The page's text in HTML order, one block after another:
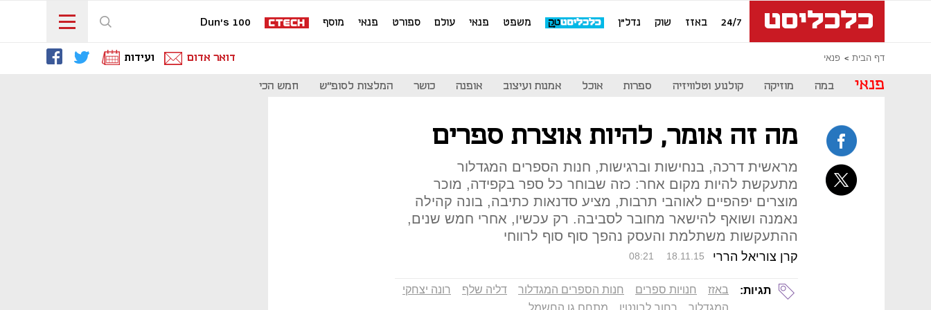
24/7 באזז שוק נדל"ן משפט פנאי עולם ספורט פנאי מוסף Dun's 100
דף הבית פנאי דואר אדום ועידות
פנאי במה מוזיקה קולנוע וטלוויזיה ספרות אוכל אמנות ועיצוב אופנה כושר המלצות לסופ"ש חמש הכי
מה זה אומר, להיות אוצרת ספרים
מראשית דרכה, בנחישות וברגישות, חנות הספרים המגדלור
מתעקשת להיות מקום אחר: כזה שבוחר כל ספר בקפידה, מוכר
מוצרים יפהפיים לאוהבי תרבות, מציע סדנאות כתיבה, בונה קהילה
נאמנה ושואף להישאר מחובר לסביבה. רק עכשיו, אחרי חמש שנים,
ההתעקשות משתלמת והעסק נהפך סוף סוף לרווחי
קרן צוריאל הררי 08:21 18.11.15
תגיות: באזז חנויות ספרים חנות הספרים המגדלור דליה שלף
רונה יצחקי
המגדלור
רחוב לבונטין מתחם גן החשמל